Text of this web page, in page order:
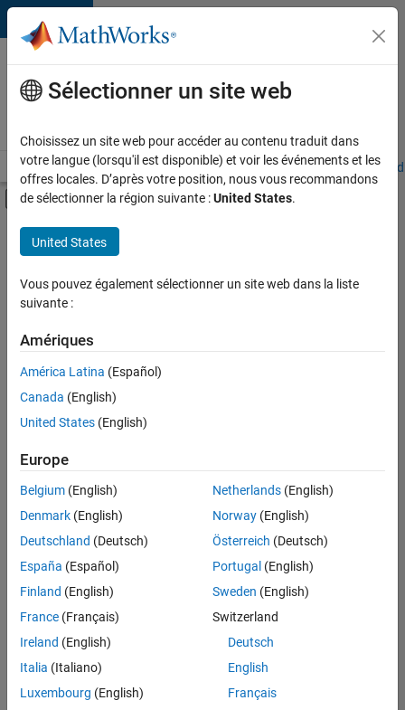
Passer au contenu
Votre
carrière
chez
Accueil Explorer nos opportunités Adresses de nos bureaux
Activer/désactiver l'affichage du menu
Contenu principal
FILTRER PAR
Applications et outils commerciaux
Gestion des programmes
Ingénierie de la qualité
Enregistrer
sélectionnées
Les
descriptions
poste
n’ont
pas
été
traduites.
Effectuez
Sélectionner un site web
Choisissez un site web pour accéder au contenu traduit dans
votre langue (lorsqu'il est disponible) et voir les événements et les
offres locales. D’après votre position, nous vous recommandons
de sélectionner la région suivante :United States.
United States
Vous pouvez également sélectionner un site web dans la liste
suivante :
Amériques
América Latina (Español)
Canada (English)
United States (English)
Europe
Belgium (English)
Denmark (English)
Deutschland (Deutsch)
España (Español)
Finland (English)
France (Français)
Ireland (English)
Italia (Italiano)
Luxembourg (English)
Netherlands(English)
Norway(English)
Österreich (Deutsch)
Portugal (English)
Sweden (English)
Switzerland
Deutsch
English
Français